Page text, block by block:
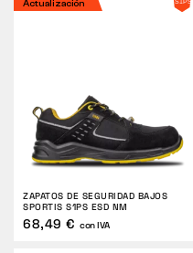
Ropa
SOBRE NOSOTROS
Actualización
ZAPATOS DE SEGURIDAD BAJOS
SPORTIS S1PS ESD NM
68,49 € con IVA